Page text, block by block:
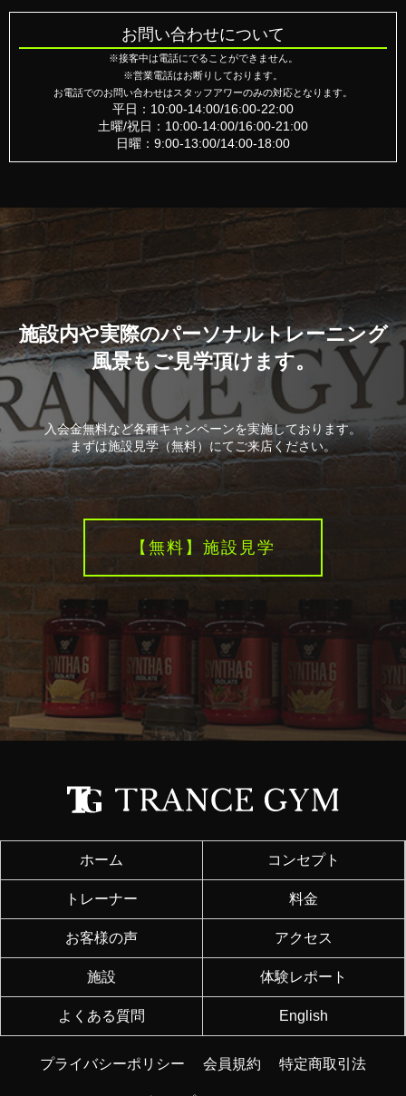
お問い合わせについて
※接客中は電話にでることができません。
※営業電話はお断りしております。
お電話でのお問い合わせはスタッフアワーのみの対応となります。
平日：10:00-14:00/16:00-22:00
土曜/祝日：10:00-14:00/16:00-21:00
日曜：9:00-13:00/14:00-18:00
施設内や実際のパーソナルトレーニング
風景もご見学頂けます。
入会金無料など各種キャンペーンを実施しております。
まずは施設見学（無料）にてご来店ください。
【無料】施設見学
ホーム コンセプト
トレーナー 料金
お客様の声 アクセス
施設 体験レポート
よくある質問 English
プライバシーポリシー 会員規約 特定商取引法